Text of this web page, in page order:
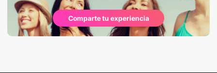
Comparte tu experiencia